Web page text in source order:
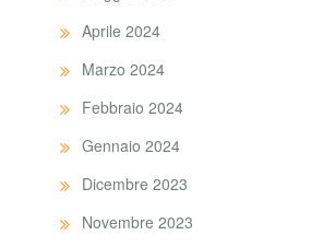
Aprile 2024
Marzo 2024
Febbraio 2024
Gennaio 2024
Dicembre 2023
Novembre 2023